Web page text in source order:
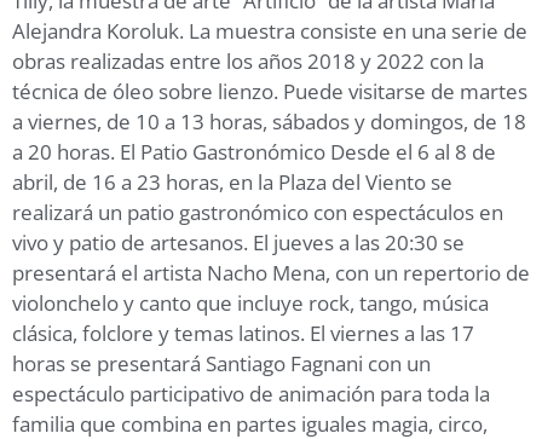
Alejandra Koroluk. La muestra consiste en una serie de
obras realizadas entre los años 2018 y 2022 con la
técnica de óleo sobre lienzo. Puede visitarse de martes
a viernes, de 10 a 13 horas, sábados y domingos, de 18
a 20 horas. El Patio Gastronómico Desde el 6 al 8 de
abril, de 16 a 23 horas, en la Plaza del Viento se
realizará un patio gastronómico con espectáculos en
vivo y patio de artesanos. El jueves a las 20:30 se
presentará el artista Nacho Mena, con un repertorio de
violonchelo y canto que incluye rock, tango, música
clásica, folclore y temas latinos. El viernes a las 17
horas se presentará Santiago Fagnani con un
espectáculo participativo de animación para toda la
familia que combina en partes iguales magia, circo,